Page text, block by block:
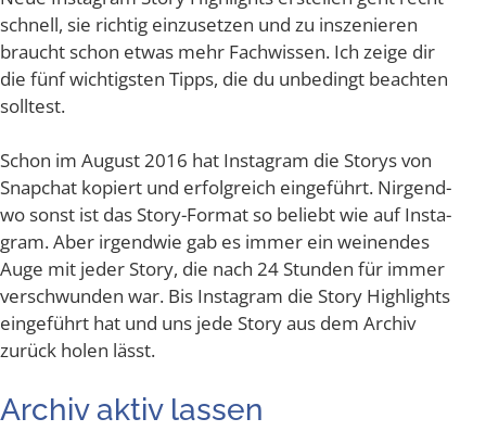
schnell, sie rich­tig ein­zu­set­zen und zu insze­nie­ren
braucht schon etwas mehr Fach­wis­sen. Ich zei­ge dir
die fünf wich­tigs­ten Tipps, die du unbe­dingt beach­ten
solltest.
Schon im August 2016 hat Insta­gram die Sto­rys von
Snap­chat kopiert und erfolg­reich ein­ge­führt. Nir­gend­
wo sonst ist das Sto­ry-For­mat so beliebt wie auf Insta­
gram. Aber irgend­wie gab es immer ein wei­nen­des
Auge mit jeder Sto­ry, die nach 24 Stun­den für immer
ver­schwun­den war. Bis Insta­gram die Sto­ry High­lights
ein­ge­führt hat und uns jede Sto­ry aus dem Archiv
zurück holen lässt.
Archiv aktiv lassen